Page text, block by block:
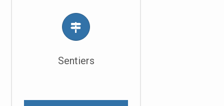
Sentiers